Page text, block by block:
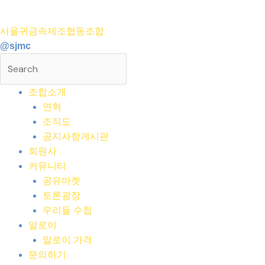
서울귀금속제조협동조합
@sjmc
조합소개
연혁
조직도
공지사항게시판
회원사
커뮤니티
공유마켓
토론광장
우리들 수첩
알로이
알로이 가격
문의하기
츠
로
건